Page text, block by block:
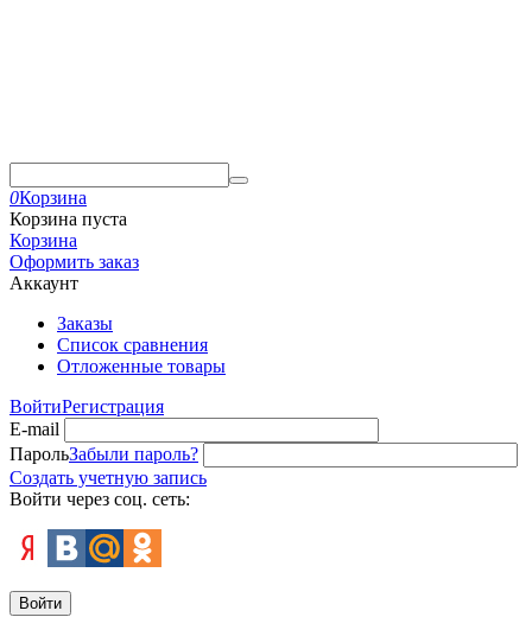
0Корзина
Корзина пуста
Корзина
Оформить заказ
Аккаунт
Заказы
Список сравнения
Отложенные товары
ВойтиРегистрация
E-mail
ПарольЗабыли пароль?
Создать учетную запись
Войти через соц. сеть:
Войти